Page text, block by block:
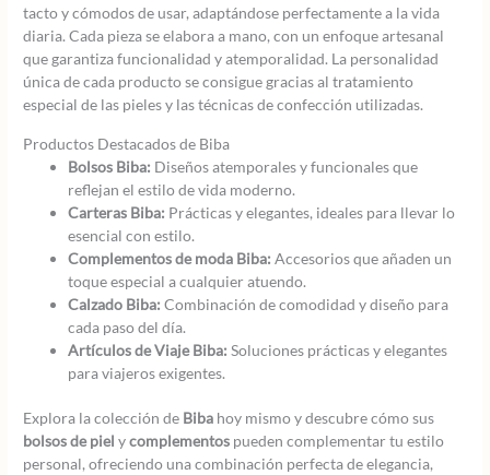
tacto y cómodos de usar, adaptándose perfectamente a la vida
diaria. Cada pieza se elabora a mano, con un enfoque artesanal
que garantiza funcionalidad y atemporalidad. La personalidad
única de cada producto se consigue gracias al tratamiento
especial de las pieles y las técnicas de confección utilizadas.
Productos Destacados de Biba
Bolsos Biba: Diseños atemporales y funcionales que
reflejan el estilo de vida moderno.
Carteras Biba: Prácticas y elegantes, ideales para llevar lo
esencial con estilo.
Complementos de moda Biba: Accesorios que añaden un
toque especial a cualquier atuendo.
Calzado Biba: Combinación de comodidad y diseño para
cada paso del día.
Artículos de Viaje Biba: Soluciones prácticas y elegantes
para viajeros exigentes.
Explora la colección de Biba hoy mismo y descubre cómo sus
bolsos de piel ycomplementos pueden complementar tu estilo
personal, ofreciendo una combinación perfecta de elegancia,